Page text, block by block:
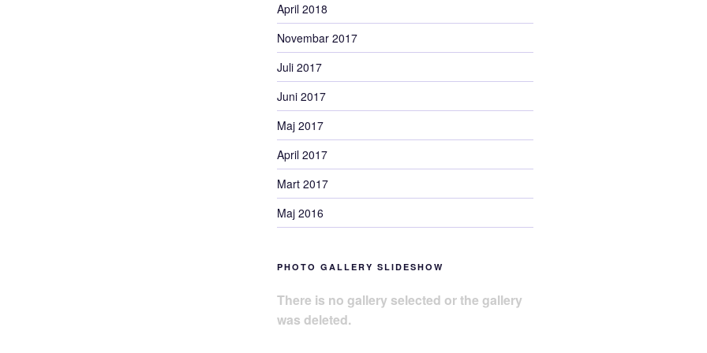
April 2018
Novembar 2017
Juli 2017
Juni 2017
Maj 2017
April 2017
Mart 2017
Maj 2016
PHOTO GALLERY SLIDESHOW
There is no gallery selected or the gallery
was deleted.